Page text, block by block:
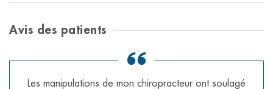
Avis des patients
Les manipulations de mon chiropracteur ont soulagé